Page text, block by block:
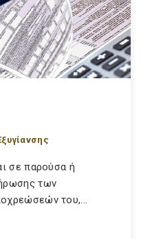
σε παρούσα ή
των
του,...